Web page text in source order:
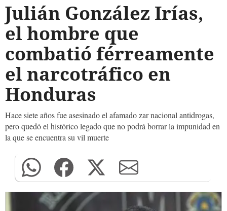
Julián González Irías,
el hombre que
combatió férreamente
el narcotráfico en
Honduras
Hace siete años fue asesinado el afamado zar nacional antidrogas,
pero quedó el histórico legado que no podrá borrar la impunidad en
la que se encuentra su vil muerte